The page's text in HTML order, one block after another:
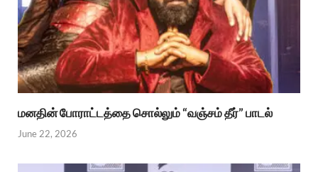
மனதின் போராட்டத்தை சொல்லும் “வஞ்சம் தீர்” பாடல்
June 22, 2026